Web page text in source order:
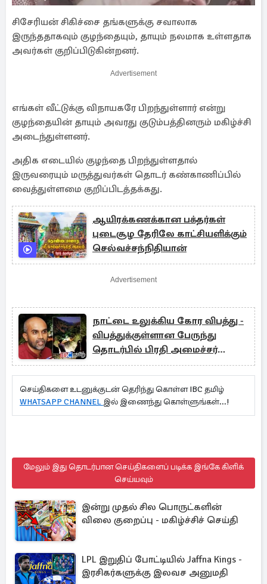
சிசேரியன் சிகிச்சை தங்களுக்கு சவாலாக
இருந்ததாகவும் குழந்தையும், தாயும் நலமாக உள்ளதாக
அவர்கள் குறிப்பிடுகின்றனர்.
Advertisement
எங்கள் வீட்டுக்கு விநாயகரே பிறந்துள்ளார் என்று
குழந்தையின் தாயும் அவரது குடும்பத்தினரும் மகிழ்ச்சி
அடைந்துள்ளனர்.
அதிக எடையில் குழந்தை பிறந்துள்ளதால்
இருவரையும் மருத்துவர்கள் தொடர் கண்காணிப்பில்
வைத்துள்ளமை குறிப்பிடத்தக்கது.
ஆயிரக்கணக்கான பக்தர்கள்
புடைசூழ தேரிலே காட்சியளிக்கும்
செல்வச்சந்நிதியான்
Advertisement
நாட்டை உலுக்கிய கோர விபத்து -
விபத்துக்குள்ளான பேருந்து
தொடர்பில் பிரதி அமைச்சர்
அதிர்ச்சி தகவல்
செய்திகளை உடனுக்குடன் தெரிந்து கொள்ள IBC தமிழ்
WHATSAPP CHANNEL இல் இணைந்து கொள்ளுங்கள்...!
மேலும் இது தொடர்பான செய்திகளைப் படிக்க இங்கே கிளிக்
செய்யவும்
இன்று முதல் சில பொருட்களின்
விலை குறைப்பு - மகிழ்ச்சிச் செய்தி
LPL இறுதிப் போட்டியில் Jaffna Kings -
இரசிகர்களுக்கு இலவச அனுமதி